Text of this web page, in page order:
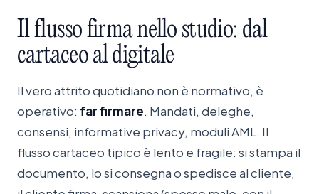
Ilflussofirmanello studio: dal
cartaceoaldigitale
Il vero attrito quotidiano non è normativo, è
operativo: far firmare. Mandati, deleghe,
consensi, informative privacy, moduli AML. Il
flusso cartaceo tipico è lento e fragile: si stampa il
documento, lo si consegna o spedisce al cliente,